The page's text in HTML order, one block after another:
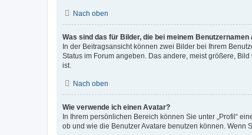
Nach oben
Was sind das für Bilder, die bei meinem Benutzernamen
In der Beitragsansicht können zwei Bilder bei Ihrem
Status im Forum angeben. Das andere, meist größere,
ist.
Nach oben
Wie verwende ich einen Avatar?
In Ihrem persönlichen Bereich können Sie unter „Profil“
ob und wie die Benutzer Avatare benutzen können. Wenn